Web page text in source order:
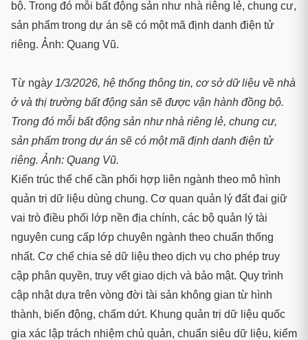
Từ ngày 1/3/2026, hệ thống thông tin, cơ sở dữ liệu về nhà
ở và thị trường bất động sản sẽ được vận hành đồng bộ.
Trong đó mỗi bất động sản như nhà riêng lẻ, chung cư,
sản phẩm trong dự án sẽ có một mã định danh điện tử
riêng. Ảnh: Quang Vũ.
Kiến trúc thể chế cần phối hợp liên ngành theo mô hình
quản trị dữ liệu dùng chung. Cơ quan quản lý đất đai giữ
vai trò điều phối lớp nền địa chính, các bộ quản lý tài
nguyên cung cấp lớp chuyên ngành theo chuẩn thống
nhất. Cơ chế chia sẻ dữ liệu theo dịch vụ cho phép truy
cập phân quyền, truy vết giao dịch và bảo mật. Quy trình
cập nhật dựa trên vòng đời tài sản không gian từ hình
thành, biến động, chấm dứt. Khung quản trị dữ liệu quốc
gia xác lập trách nhiệm chủ quản, chuẩn siêu dữ liệu, kiểm